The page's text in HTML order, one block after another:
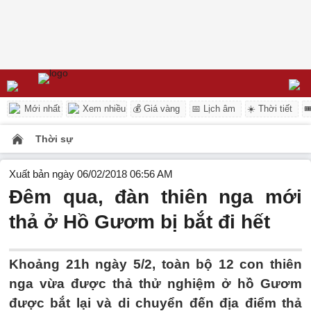
Mới nhất Xem nhiều 💰 Giá vàng 📅 Lịch âm ☀️ Thời tiết
Thời sự
Xuất bản ngày 06/02/2018 06:56 AM
Đêm qua, đàn thiên nga mới
thả ở Hồ Gươm bị bắt đi hết
Khoảng 21h ngày 5/2, toàn bộ 12 con thiên
nga vừa được thả thử nghiệm ở hồ Gươm
được bắt lại và di chuyển đến địa điểm thả